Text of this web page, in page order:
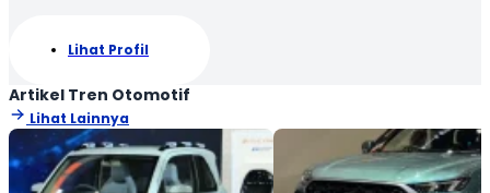
Lihat Profil
Artikel Tren Otomotif
Lihat Lainnya